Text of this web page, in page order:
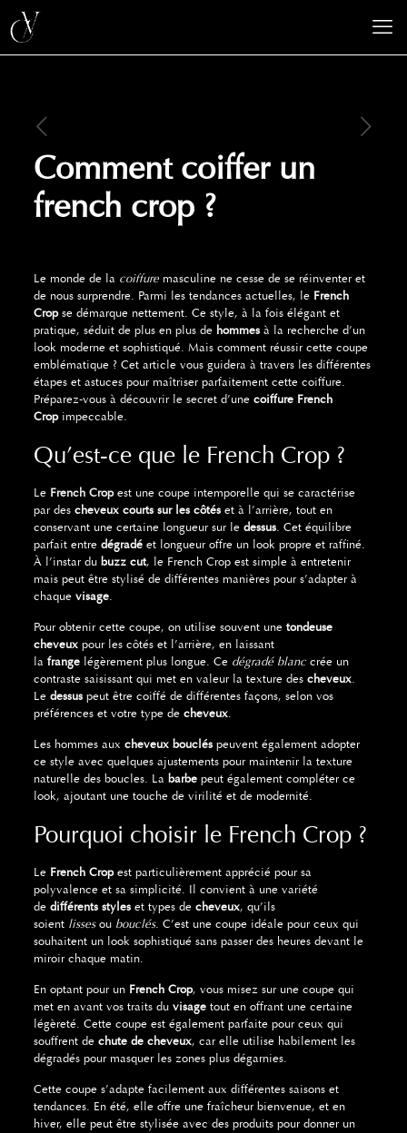
Comment coiffer un
french crop ?
Le monde de la coiffuremasculine ne cesse de se réinventer et
de nous surprendre. Parmi les tendances actuelles, le French
Cropse démarque nettement. Ce style, à la fois élégant et
pratique, séduit de plus en plus de hommesà la recherche d’un
look moderne et sophistiqué. Mais comment réussir cette coupe
emblématique ? Cet article vous guidera à travers les différentes
étapes et astuces pour maîtriser parfaitement cette coiffure.
Préparez-vous à découvrir le secret d’une coiffure French
Cropimpeccable.
Qu’est-ce que le French Crop ?
Le French Cropest une coupe intemporelle qui se caractérise
par des cheveux courts sur les côtéset à l’arrière, tout en
conservant une certaine longueur sur le dessus. Cet équilibre
parfait entre dégradéet longueur offre un look propre et raffiné.
À l’instar du buzz cut, le French Crop est simple à entretenir
mais peut être stylisé de différentes manières pour s’adapter à
chaque visage.
Pour obtenir cette coupe, on utilise souvent une tondeuse
cheveuxpour les côtés et l’arrière, en laissant
la frangelégèrement plus longue. Ce dégradé blanccrée un
contraste saisissant qui met en valeur la texture des cheveux.
Le dessuspeut être coiffé de différentes façons, selon vos
préférences et votre type de cheveux.
Les hommes aux cheveux boucléspeuvent également adopter
ce style avec quelques ajustements pour maintenir la texture
naturelle des boucles. La barbepeut également compléter ce
look, ajoutant une touche de virilité et de modernité.
Pourquoi choisir le French Crop ?
Le French Cropest particulièrement apprécié pour sa
polyvalence et sa simplicité. Il convient à une variété
de différents styleset types de cheveux, qu’ils
soient lissesou bouclés. C’est une coupe idéale pour ceux qui
souhaitent un look sophistiqué sans passer des heures devant le
miroir chaque matin.
En optant pour un French Crop, vous misez sur une coupe qui
met en avant vos traits du visagetout en offrant une certaine
légèreté. Cette coupe est également parfaite pour ceux qui
souffrent de chute de cheveux, car elle utilise habilement les
dégradés pour masquer les zones plus dégarnies.
Cette coupe s’adapte facilement aux différentes saisons et
tendances. En été, elle offre une fraîcheur bienvenue, et en
hiver, elle peut être stylisée avec des produits pour donner un